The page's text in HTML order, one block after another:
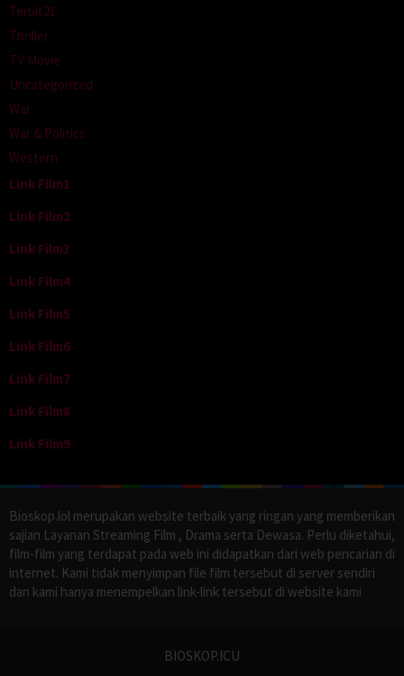
Terbit21
Thriller
TV Movie
Uncategorized
War
War & Politics
Western
Link Film1
Link Film2
Link Film3
Link Film4
Link Film5
Link Film6
Link Film7
Link Film8
Link Film9
Bioskop.lol merupakan website terbaik yang ringan yang memberikan
sajian Layanan Streaming Film , Drama serta Dewasa. Perlu diketahui,
film-film yang terdapat pada web ini didapatkan dari web pencarian di
internet. Kami tidak menyimpan file film tersebut di server sendiri
dan kami hanya menempelkan link-link tersebut di website kami
BIOSKOP.ICU